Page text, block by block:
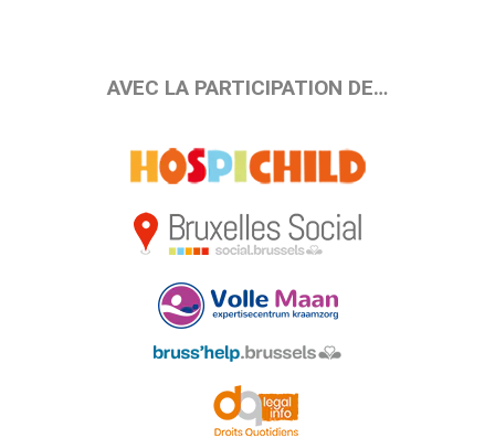
AVEC LA PARTICIPATION DE…